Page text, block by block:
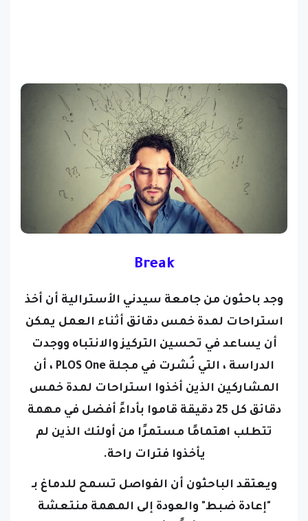
Break
وجد باحثون من جامعة سيدني الأسترالية أن أخذ
استراحات لمدة خمس دقائق أثناء العمل يمكن
أن يساعد في تحسين التركيز والانتباه ووجدت
الدراسة ، التي نُشرت في مجلة PLOS One ، أن
المشاركين الذين أخذوا استراحات لمدة خمس
دقائق كل 25 دقيقة قاموا بأداءً أفضل في مهمة
تتطلب اهتمامًا مستمرًا من أولئك الذين لم
يأخذوا فترات راحة.
ويعتقد الباحثون أن الفواصل تسمح للدماغ بـ
"إعادة ضبط" والعودة إلى المهمة منتعشة